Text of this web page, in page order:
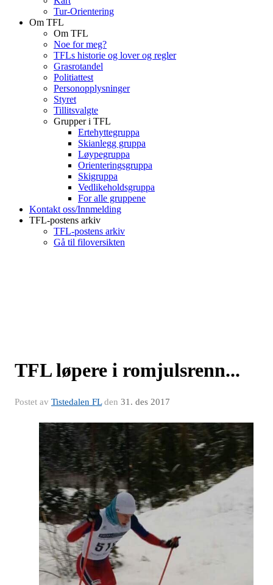
Tur-Orientering
Om TFL
Om TFL
Noe for meg?
TFLs historie og lover og regler
Grasrotandel
Politiattest
Personopplysninger
Styret
Tillitsvalgte
Grupper i TFL
Ertehyttegruppa
Skianlegg gruppa
Løypegruppa
Orienteringsgruppa
Skigruppa
Vedlikeholdsgruppa
For alle gruppene
Kontakt oss/Innmelding
TFL-postens arkiv
TFL-postens arkiv
Gå til filoversikten
TFL løpere i romjulsrenn...
Postet av Tistedalen FLden 31. des 2017